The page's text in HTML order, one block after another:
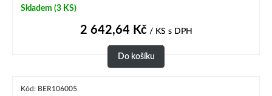
Skladem (3 KS)
2 642,64Kč/ KS s DPH
Do košíku
Kód: BER106005